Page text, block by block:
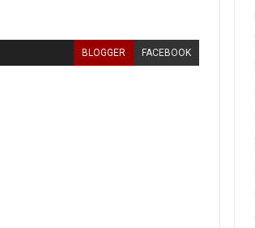
BLOGGER FACEBOOK